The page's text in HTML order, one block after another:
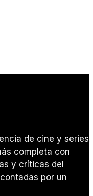
de cine y series.
completa con
y críticas del
por un